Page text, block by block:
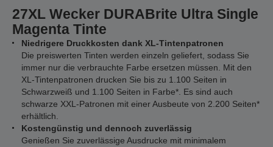
27XL Wecker DURABrite Ultra Single
Magenta Tinte
Niedrigere Druckkosten dank XL-Tintenpatronen
Die preiswerten Tinten werden einzeln geliefert, sodass Sie
immer nur die verbrauchte Farbe ersetzen müssen. Mit den
XL-Tintenpatronen drucken Sie bis zu 1.100 Seiten in
Schwarzweiß und 1.100 Seiten in Farbe*. Es sind auch
schwarze XXL-Patronen mit einer Ausbeute von 2.200 Seiten*
erhältlich.
Kostengünstig und dennoch zuverlässig
Genießen Sie zuverlässige Ausdrucke mit minimalem